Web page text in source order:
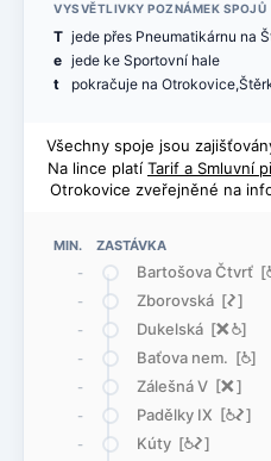
MIN. ZASTÁVKA
-
Bartošova Čtvrť [
- Zborovská [ó]
- Dukelská [ë@]
- Baťova nem. [@]
- Zálešná V [ë]
- Padělky IX [@ó]
- Kúty [@ó]
VYSVĚTLIVKY POZNÁMEK SPOJŮ
T jede přes Pneumatikárnu na
e jede ke Sportovní hale
t
pokračuje na
Všechny spoje jsou
Na lince platí Tarif a Smluvní
Otrokovice zveřejněné na